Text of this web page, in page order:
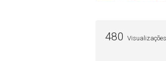
480 Visualizações